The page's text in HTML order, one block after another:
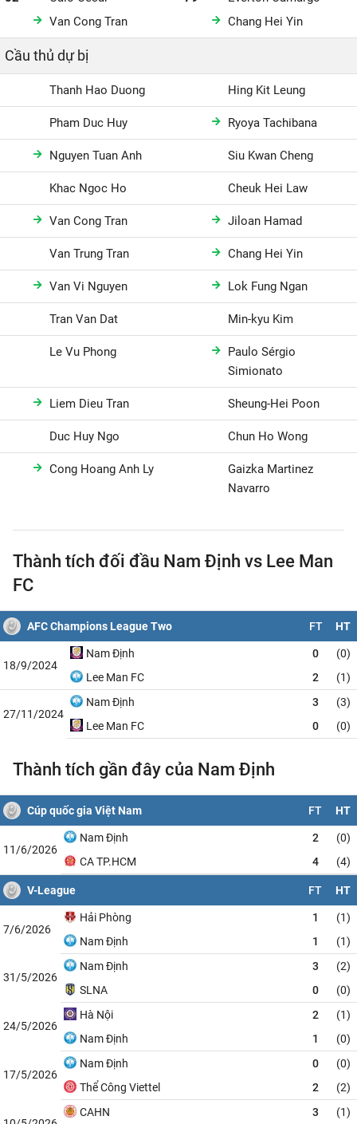
Van Cong Tran
Chang Hei Yin
Cầu thủ dự bị
Thanh Hao Duong Hing Kit Leung
Pham Duc Huy Ryoya Tachibana
Nguyen Tuan Anh Siu Kwan Cheng
Khac Ngoc Ho Cheuk Hei Law
Van Cong Tran Jiloan Hamad
Van Trung Tran Chang Hei Yin
Van Vi Nguyen Lok Fung Ngan
Tran Van Dat Min-kyu Kim
Le Vu Phong
Paulo Sérgio
Simionato
Liem Dieu Tran Sheung-Hei Poon
Duc Huy Ngo Chun Ho Wong
Cong Hoang Anh Ly
Gaizka Martinez
Navarro
Thành tích đối đầu Nam Định vs Lee Man
FC
AFC Champions League Two FT HT
18/9/2024
Nam Định 0
(0)
Lee Man FC
2 (1)
27/11/2024
Nam Định 3
(3)
Lee Man FC
0 (0)
Thành tích gần đây của Nam Định
Cúp quốc gia Việt Nam FT HT
11/6/2026
Nam Định 2
(0)
CA TP.HCM
4 (4)
V-League FT HT
7/6/2026
Hải Phòng 1
(1)
Nam Định
1 (1)
31/5/2026
Nam Định 3
(2)
SLNA
0 (0)
24/5/2026
Hà Nội 2
(1)
Nam Định
1 (0)
17/5/2026
Nam Định 0
(0)
Thể Công Viettel
2 (2)
CAHN 3
(1)